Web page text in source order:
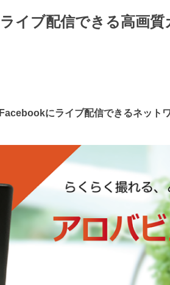
イブ配信できる高画
にライブ配信できるネット